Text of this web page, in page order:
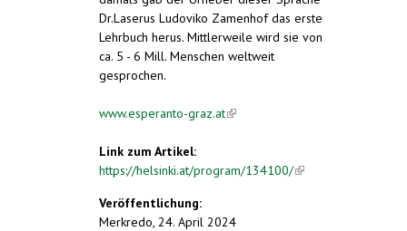
Dr.Laserus Ludoviko Zamenhof das erste
Lehrbuch herus. Mittlerweile wird sie von
ca. 5 - 6 Mill. Menschen weltweit
gesprochen.
www.esperanto-graz.at(link is external)
Link zum Artikel:
https://helsinki.at/program/134100/(link is
Veröffentlichung:
Merkredo, 24. April 2024